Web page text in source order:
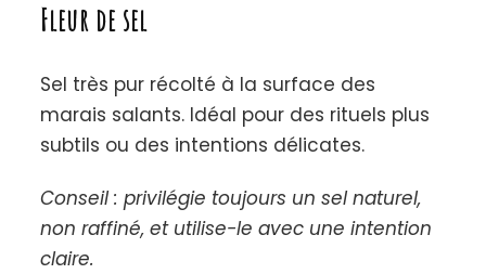
Fleur de sel
Sel très pur récolté à la surface des
marais salants. Idéal pour des rituels plus
subtils ou des intentions délicates.
Conseil : privilégie toujours un sel naturel,
non raffiné, et utilise-le avec une intention
claire.